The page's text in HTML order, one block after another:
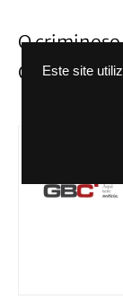
Este site
O
Gol foi